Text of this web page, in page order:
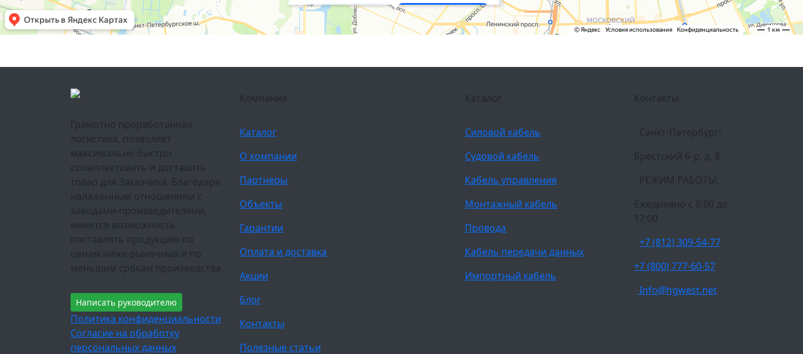
Грамотно проработанная
логистика, позволяет
максимально быстро
скомплектовать и доставить
товар для Заказчика. Благодаря
налаженным отношениям с
заводами-производителями,
имеется возможность
поставлять продукцию по
ценам ниже рыночных и по
меньшим срокам производства.
Написать руководителю
Политика конфиденциальности
Согласие на обработку
персональных данных
Компания
Каталог
О компании
Партнеры
Объекты
Гарантии
Оплата и доставка
Акции
Блог
Контакты
Полезные статьи
Каталог
Силовой кабель
Судовой кабель
Кабель управления
Монтажный кабель
Провода
Кабель передачи данных
Импортный кабель
Контакты
Санкт-Петербург:
Брестский б-р, д. 8
РЕЖИМ РАБОТЫ:
Ежедневно c 8:00 до
17:00
+7 (812) 309-54-77
+7 (800) 777-60-57
Info@hgwest.net